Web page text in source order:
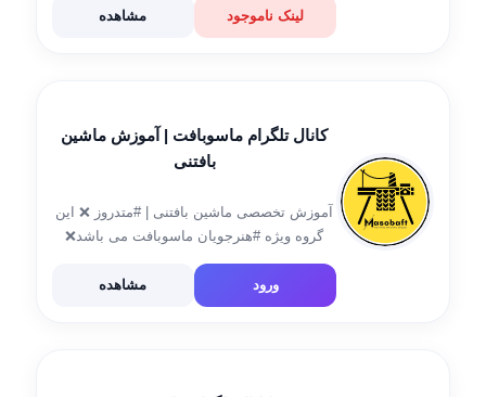
مساله مورد نظرتون @nsaeidi سعیدی
09374691190 لینک ناموجود […]
لینک ناموجود مشاهده
کانال تلگرام ماسوبافت | آموزش ماشین
بافتنی
آموزش تخصصی ماشین بافتنی | #متدروز ❌ این
گروه ویژه #هنرجویان ماسوبافت می باشد❌
پشتیبانی : @Soheilslvti ✓ وبسایت 👈
ورود مشاهده